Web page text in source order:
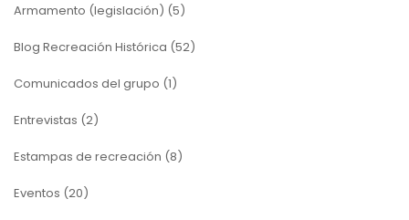
Armamento (legislación) (5)
Blog Recreación Histórica (52)
Comunicados del grupo (1)
Entrevistas (2)
Estampas de recreación (8)
Eventos (20)